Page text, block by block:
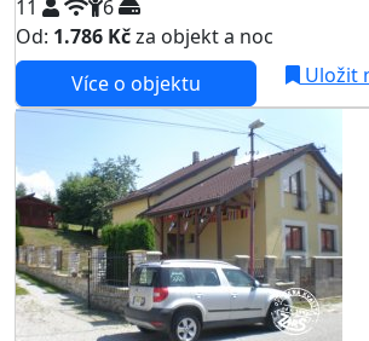
11
6
Od: 1.786 Kčza objekt a noc
Více o objektu Uložit